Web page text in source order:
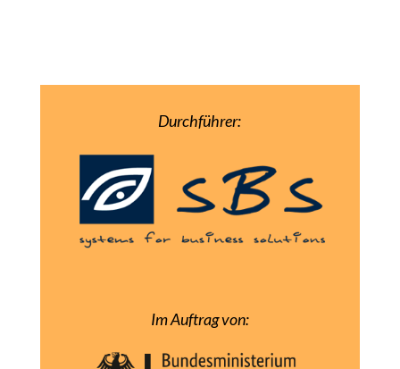
Durchführer:
Im Auftrag von: